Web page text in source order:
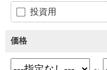
投資用
価格